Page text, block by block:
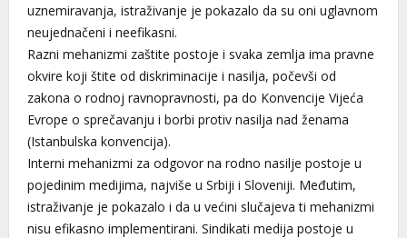
uznemiravanja, istraživanje je pokazalo da su oni uglavnom
neujednačeni i neefikasni.
Razni mehanizmi zaštite postoje i svaka zemlja ima pravne
okvire koji štite od diskriminacije i nasilja, počevši od
zakona o rodnoj ravnopravnosti, pa do Konvencije Vijeća
Evrope o sprečavanju i borbi protiv nasilja nad ženama
(Istanbulska konvencija).
Interni mehanizmi za odgovor na rodno nasilje postoje u
pojedinim medijima, najviše u Srbiji i Sloveniji. Međutim,
istraživanje je pokazalo i da u većini slučajeva ti mehanizmi
nisu efikasno implementirani. Sindikati medija postoje u